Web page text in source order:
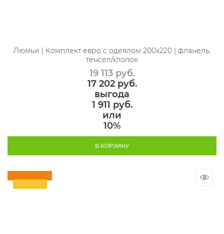
Люмьи | Комплект евро с одеялом 200х220 | фланель,
тенсел/хлопок
19 113 руб.
17 202 руб.
выгода
1 911 руб.
или
10%
В КОРЗИНУ